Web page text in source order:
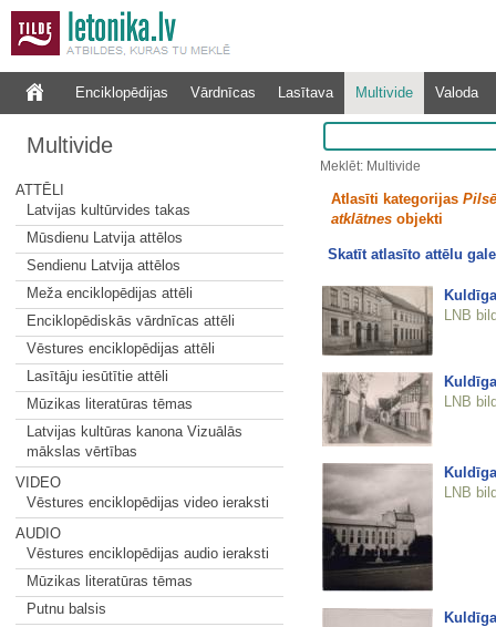
Enciklopēdijas Vārdnīcas Lasītava Multivide Valoda
Multivide
ATTĒLI
Latvijas kultūrvides takas
Mūsdienu Latvija attēlos
Sendienu Latvija attēlos
Meža enciklopēdijas attēli
Enciklopēdiskās vārdnīcas attēli
Vēstures enciklopēdijas attēli
Lasītāju iesūtītie attēli
Mūzikas literatūras tēmas
Latvijas kultūras kanona Vizuālās
mākslas vērtības
VIDEO
Vēstures enciklopēdijas video ieraksti
AUDIO
Vēstures enciklopēdijas audio ieraksti
Mūzikas literatūras tēmas
Putnu balsis
Meklēt: Multivide
Atlasīti kategorijas
atklātnesobjekti
Skatīt atlasīto attēlu
LNB
LNB
LNB